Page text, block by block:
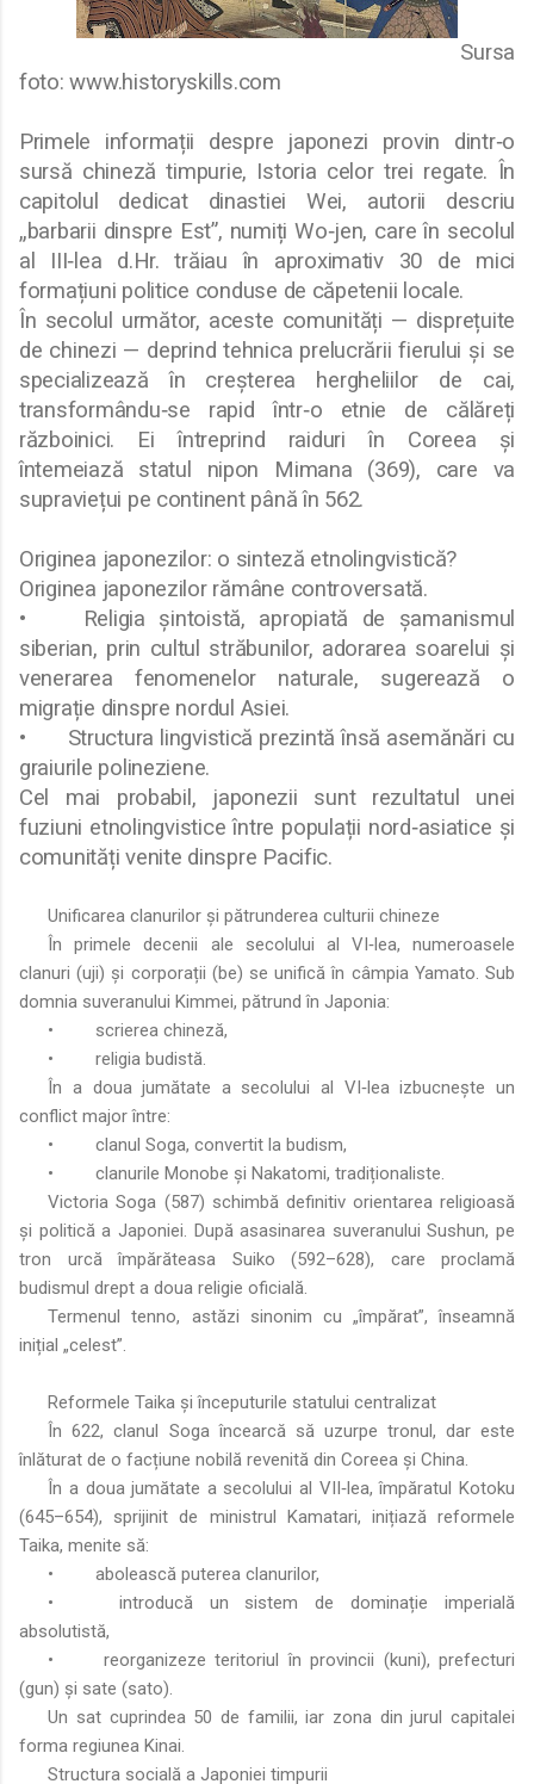
Sursa
foto:www.historyskills.com
Primele informații despre japonezi provin dintr‑o
sursă chineză timpurie, Istoria celor trei regate. În
capitolul dedicat dinastiei Wei, autorii descriu
„barbarii dinspre Est”, numiți Wo‑jen, care în secolul
al III‑lea d.Hr. trăiau în aproximativ 30 de mici
formațiuni politice conduse de căpetenii locale.
În secolul următor, aceste comunități — disprețuite
de chinezi — deprind tehnica prelucrării fierului și se
specializează în creșterea hergheliilor de cai,
transformându‑se rapid într‑o etnie de călăreți
războinici. Ei întreprind raiduri în Coreea și
întemeiază statul nipon Mimana (369), care va
supraviețui pe continent până în 562.
Originea japonezilor: o sinteză etnolingvistică?
Originea japonezilor rămâne controversată.
•
Religia șintoistă, apropiată de șamanismul
siberian, prin cultul străbunilor, adorarea soarelui și
venerarea fenomenelor naturale, sugerează o
migrație dinspre nordul Asiei.
•
Structura lingvistică prezintă însă asemănări cu
graiurile polineziene.
Cel mai probabil, japonezii sunt rezultatul unei
fuziuni etnolingvistice între populații nord‑asiatice și
comunități venite dinspre Pacific.
Unificarea clanurilor și pătrunderea culturii chineze
În primele decenii ale secolului al VI‑lea, numeroasele
clanuri (uji) și corporații (be) se unifică în câmpia Yamato. Sub
domnia suveranului Kimmei, pătrund în Japonia:
•
scrierea chineză,
•
religia budistă.
În a doua jumătate a secolului al VI‑lea izbucnește un
conflict major între:
•
clanul Soga, convertit la budism,
•
clanurile Monobe și Nakatomi, tradiționaliste.
Victoria Soga (587) schimbă definitiv orientarea religioasă
și politică a Japoniei. După asasinarea suveranului Sushun, pe
tron urcă împărăteasa Suiko (592–628), care proclamă
budismul drept a doua religie oficială.
Termenul tenno, astăzi sinonim cu „împărat”, înseamnă
inițial „celest”.
Reformele Taika și începuturile statului centralizat
În 622, clanul Soga încearcă să uzurpe tronul, dar este
înlăturat de o facțiune nobilă revenită din Coreea și China.
În a doua jumătate a secolului al VII‑lea, împăratul Kotoku
(645–654), sprijinit de ministrul Kamatari, inițiază reformele
Taika, menite să:
•
abolească puterea clanurilor,
•
introducă un sistem de dominație imperială
absolutistă,
•
reorganizeze teritoriul în provincii (kuni), prefecturi
(gun) și sate (sato).
Un sat cuprindea 50 de familii, iar zona din jurul capitalei
forma regiunea Kinai.
Structura socială a Japoniei timpurii